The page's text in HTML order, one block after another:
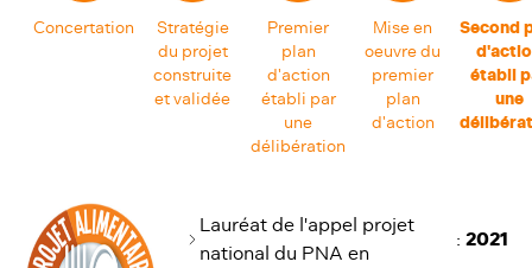
Concertation
Stratégie
du projet
construite
et validée
Premier
plan
d'action
établi par
une
délibération
Mise en
oeuvre du
premier
plan
d'action
Second
établi
une
Lauréat de l'appel projet
national du PNA en
: 2021